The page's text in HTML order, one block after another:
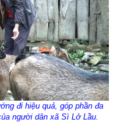
đi hiệu quả, góp phần đa
người dân xã Sì Lở Lầu.